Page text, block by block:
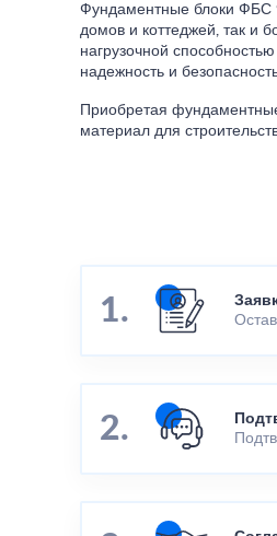
Фундаментные блоки ФБС
домов и коттеджей, так и
нагрузочной
надежность и
Приобретая
материал для